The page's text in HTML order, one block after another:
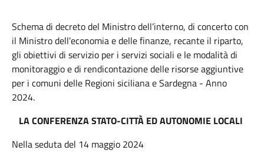
Schema di decreto del Ministro dell’interno, di concerto con
il Ministro dell’economia e delle finanze, recante il riparto,
gli obiettivi di servizio per i servizi sociali e le modalità di
monitoraggio e di rendicontazione delle risorse aggiuntive
per i comuni delle Regioni siciliana e Sardegna - Anno
2024.
LA CONFERENZA STATO-CITTÀ ED AUTONOMIE LOCALI
Nella seduta del 14 maggio 2024